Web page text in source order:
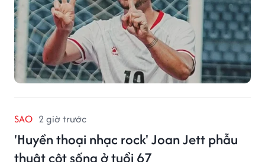
SAO 2 giờ trước
'Huyền thoại nhạc rock' Joan Jett phẫu
thuật cột sống ở tuổi 67